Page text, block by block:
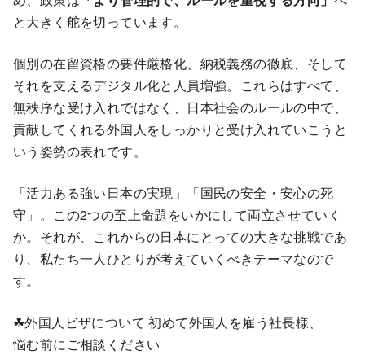
と大きく舵を切っています。
個別の在留資格の要件厳格化、納税義務の徹底、そして
それを支えるデジタル化と人員増強。これらはすべて、
無秩序な受け入れではなく、日本社会のルールの中で、
貢献してくれる外国人をしっかりと受け入れていこうと
いう姿勢の表れです。
「活力ある強い日本の実現」「国民の安全・安心の死
守」。この2つの至上命題をいかにして両立させていく
か。それが、これからの日本にとっての大きな挑戦であ
り、私たち一人ひとりが考えていくべきテーマなので
す。
☘外国人ビザについて 初めて外国人を雇う社長様、
悩む前にご相談ください